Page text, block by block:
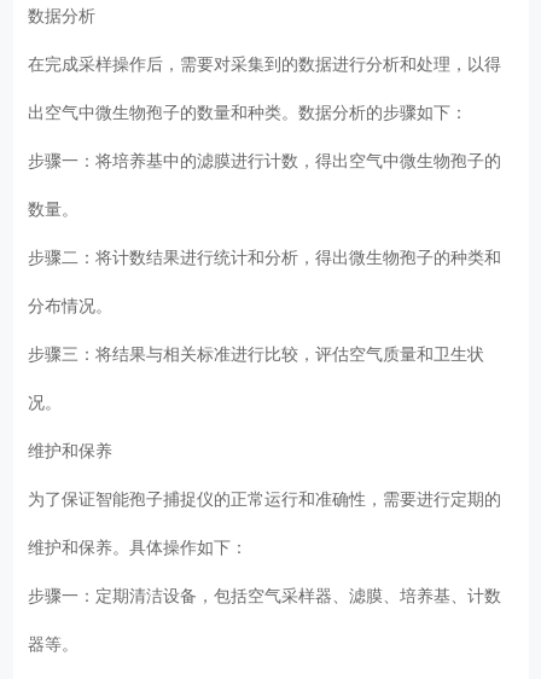
数据分析
在完成采样操作后，需要对采集到的数据进行分析和处理，以得
出空气中微生物孢子的数量和种类。数据分析的步骤如下：
步骤一：将培养基中的滤膜进行计数，得出空气中微生物孢子的
数量。
步骤二：将计数结果进行统计和分析，得出微生物孢子的种类和
分布情况。
步骤三：将结果与相关标准进行比较，评估空气质量和卫生状
况。
维护和保养
为了保证智能孢子捕捉仪的正常运行和准确性，需要进行定期的
维护和保养。具体操作如下：
步骤一：定期清洁设备，包括空气采样器、滤膜、培养基、计数
器等。